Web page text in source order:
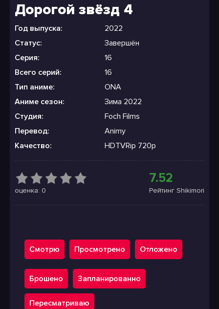
Дорогой звёзд 4
Год выпуска:
2022
Статус:
Завершён
Серия:
16
Всего серий:
16
Тип аниме:
ONA
Аниме сезон:
Зима 2022
Студия:
Foch Films
Перевод:
Animy
Качество:
HDTVRip 720p
оценка: 0
7.52
Рейтинг Shikimori
Смотрю Просмотрено Отложено
Брошено Запланированно
Пересматриваю